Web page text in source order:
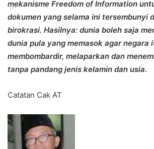
mekanisme Freedom of Information
dokumen yang selama ini tersembunyi
birokrasi. Hasilnya: dunia boleh saja
dunia pula yang memasok agar negara
membombardir, melaparkan dan
tanpa pandang jenis kelamin dan usia.
Catatan Cak AT